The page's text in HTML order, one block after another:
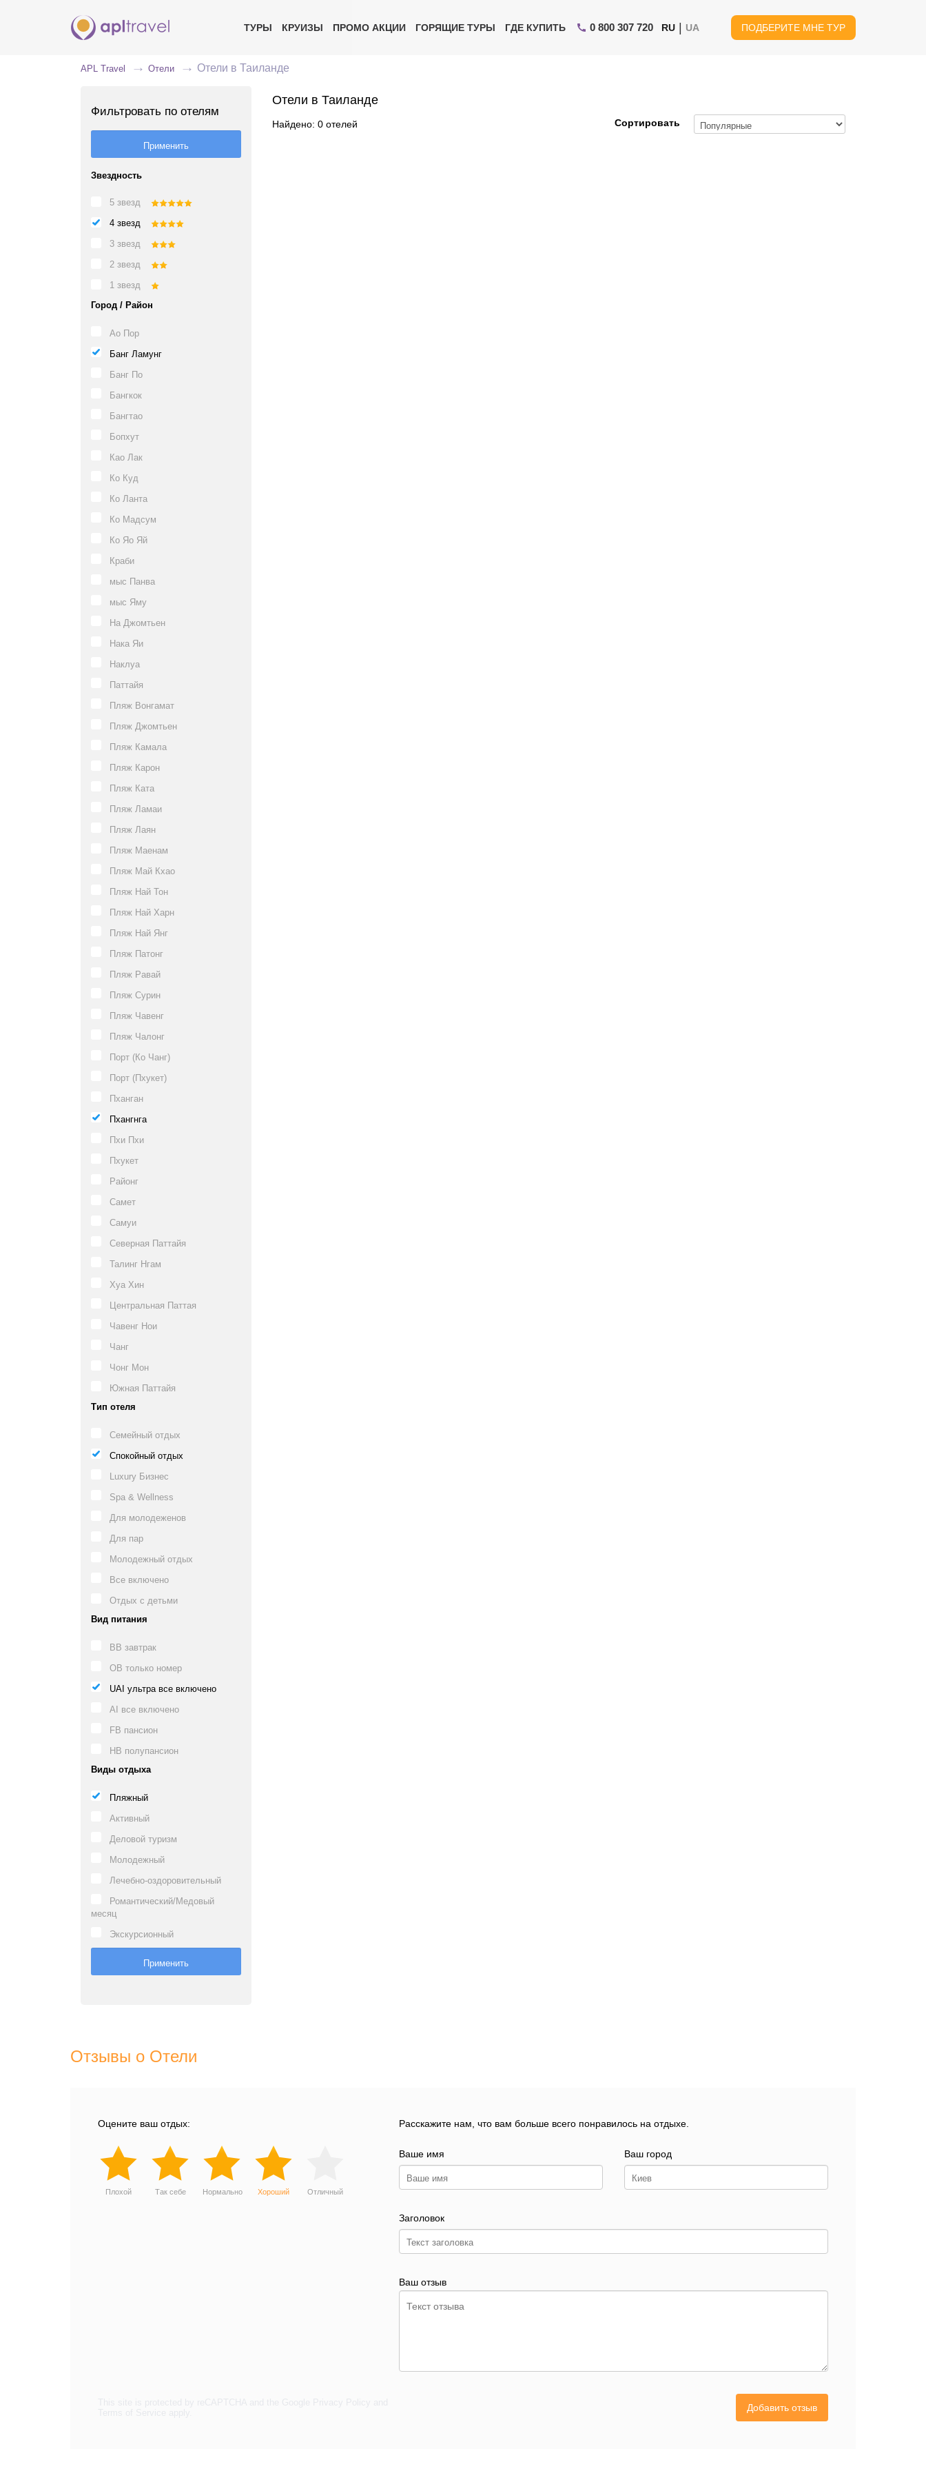
ТУРЫ КРУИЗЫ ПРОМО АКЦИИ ГОРЯЩИЕ ТУРЫ ГДЕ КУПИТЬ 0 800 307 720 RU | UA ПОДБЕРИТЕ МНЕ ТУР
APL Travel Отели Отели в Таиланде
Фильтровать по отелям
Звездность
5 звезд
4 звезд
3 звезд
2 звезд
1 звезд
Город / Район
Ао Пор
Банг Ламунг
Банг По
Бангкок
Бангтао
Бопхут
Као Лак
Ко Куд
Ко Ланта
Ко Мадсум
Ко Яо Яй
Краби
мыс Панва
мыс Яму
На Джомтьен
Нака Яи
Наклуа
Паттайя
Пляж Вонгамат
Пляж Джомтьен
Пляж Камала
Пляж Карон
Пляж Ката
Пляж Ламаи
Пляж Лаян
Пляж Маенам
Пляж Май Кхао
Пляж Най Тон
Пляж Най Харн
Пляж Най Янг
Пляж Патонг
Пляж Равай
Пляж Сурин
Пляж Чавенг
Пляж Чалонг
Порт (Ко Чанг)
Порт (Пхукет)
Пханган
Пхангнга
Пхи Пхи
Пхукет
Районг
Самет
Самуи
Северная Паттайя
Талинг Нгам
Хуа Хин
Центральная Паттая
Чавенг Нои
Чанг
Чонг Мон
Южная Паттайя
Тип отеля
Семейный отдых
Спокойный отдых
Luxury Бизнес
Spa & Wellness
Для молодеженов
Для пар
Молодежный отдых
Все включено
Отдых с детьми
Вид питания
BB завтрак
OB только номер
UAI ультра все включено
AI все включено
FB пансион
HB полупансион
Виды отдыха
Пляжный
Активный
Деловой туризм
Молодежный
Лечебно-оздоровительный
Романтический/Медовый
месяц
Экскурсионный
Отели в Таиланде
Найдено: 0 отелей Сортировать
Отзывы о Отели
Оцените ваш отдых:
Плохой Так себе Нормально Хороший Отличный
Расскажите нам, что вам больше всего понравилось на отдыхе.
Ваше имя Ваш город
Заголовок
Ваш отзыв
Добавить отзыв